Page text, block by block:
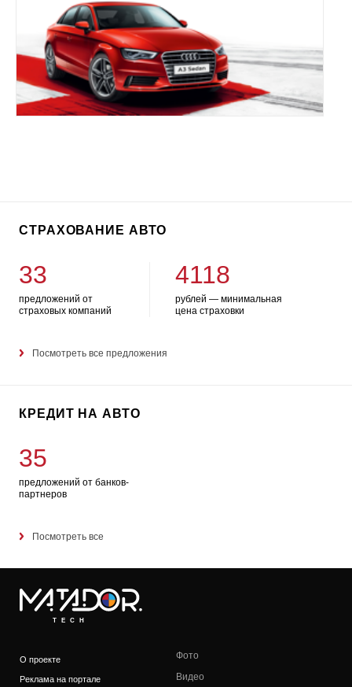
СТРАХОВАНИЕ АВТО
33
предложений от
страховых компаний
4118
рублей — минимальная
цена страховки
Посмотреть все предложения
КРЕДИТ НА АВТО
35
предложений от банков-
партнеров
Посмотреть все
TECH
О проекте
Реклама на портале
Фото
Видео